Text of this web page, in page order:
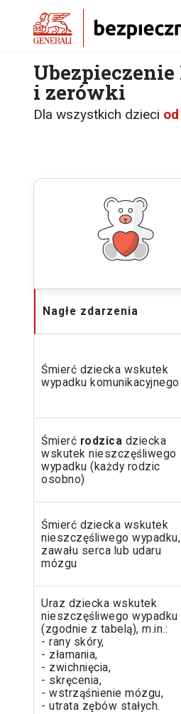
i zerówki
Dla wszystkich dzieci
Nagłe zdarzenia
Śmierć dziecka wskutek
wypadku komunikacyjnego
Śmierć rodzica dziecka
wskutek nieszczęśliwego
wypadku (każdy rodzic
osobno)
Śmierć dziecka wskutek
nieszczęśliwego wypadku,
zawału serca lub udaru
mózgu
Uraz dziecka wskutek
nieszczęśliwego wypadku
(zgodnie z tabelą), m.in.:
- rany skóry,
- złamania,
- zwichnięcia,
- skręcenia,
- wstrząśnienie mózgu,
- utrata zębów stałych.